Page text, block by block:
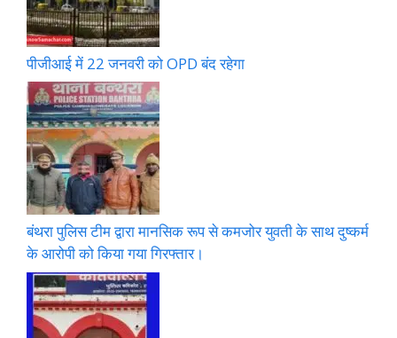
पीजीआई में 22 जनवरी को OPD बंद रहेगा
बंथरा पुलिस टीम द्वारा मानसिक रूप से कमजोर युवती के साथ दुष्कर्म
के आरोपी को किया गया गिरफ्तार।